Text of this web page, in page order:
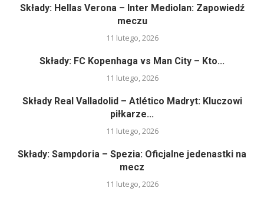
Składy: Hellas Verona – Inter Mediolan: Zapowiedź
meczu
11 lutego, 2026
Składy: FC Kopenhaga vs Man City – Kto...
11 lutego, 2026
Składy Real Valladolid – Atlético Madryt: Kluczowi
piłkarze...
11 lutego, 2026
Składy: Sampdoria – Spezia: Oficjalne jedenastki na
mecz
11 lutego, 2026